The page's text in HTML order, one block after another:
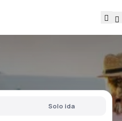
Solo ida